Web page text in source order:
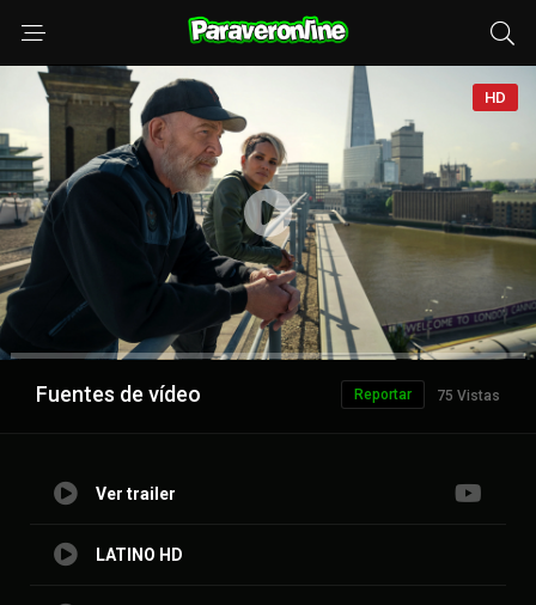
HD
Anuncio
Fuentes de vídeo 75 Vistas
Reportar
Ver trailer
LATINO HD